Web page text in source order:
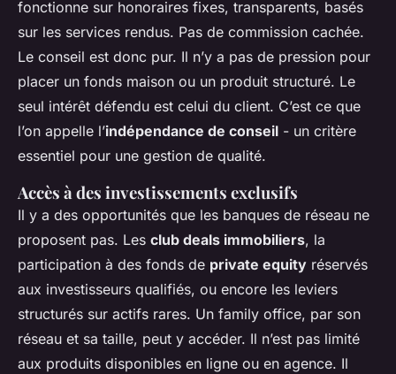
fonctionne sur honoraires fixes, transparents, basés
sur les services rendus. Pas de commission cachée.
Le conseil est donc pur. Il n’y a pas de pression pour
placer un fonds maison ou un produit structuré. Le
seul intérêt défendu est celui du client. C’est ce que
l’on appelle l’indépendance de conseil - un critère
essentiel pour une gestion de qualité.
Accès à des investissements exclusifs
Il y a des opportunités que les banques de réseau ne
proposent pas. Les club deals immobiliers, la
participation à des fonds de private equity réservés
aux investisseurs qualifiés, ou encore les leviers
structurés sur actifs rares. Un family office, par son
réseau et sa taille, peut y accéder. Il n’est pas limité
aux produits disponibles en ligne ou en agence. Il